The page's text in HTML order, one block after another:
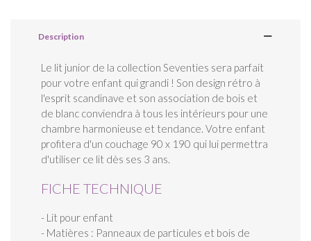
Description
Le lit junior de la collection Seventies sera parfait
pour votre enfant qui grandi ! Son design rétro à
l'esprit scandinave et son association de bois et
de blanc conviendra à tous les intérieurs pour une
chambre harmonieuse et tendance. Votre enfant
profitera d'un couchage 90 x 190 qui lui permettra
d'utiliser ce lit dès ses 3 ans.
FICHE TECHNIQUE
- Lit pour enfant
- Matières : Panneaux de particules et bois de